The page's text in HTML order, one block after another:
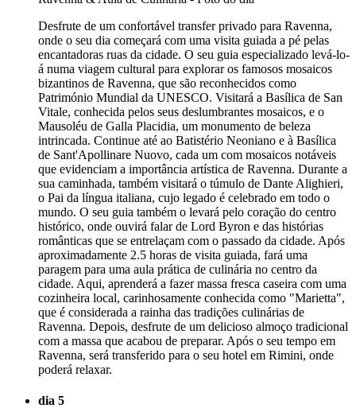
Desfrute de um confortável transfer privado para Ravenna,
onde o seu dia começará com uma visita guiada a pé pelas
encantadoras ruas da cidade. O seu guia especializado levá-lo-
á numa viagem cultural para explorar os famosos mosaicos
bizantinos de Ravenna, que são reconhecidos como
Património Mundial da UNESCO. Visitará a Basílica de San
Vitale, conhecida pelos seus deslumbrantes mosaicos, e o
Mausoléu de Galla Placidia, um monumento de beleza
intrincada. Continue até ao Batistério Neoniano e à Basílica
de Sant'Apollinare Nuovo, cada um com mosaicos notáveis
que evidenciam a importância artística de Ravenna. Durante a
sua caminhada, também visitará o túmulo de Dante Alighieri,
o Pai da língua italiana, cujo legado é celebrado em todo o
mundo. O seu guia também o levará pelo coração do centro
histórico, onde ouvirá falar de Lord Byron e das histórias
românticas que se entrelaçam com o passado da cidade. Após
aproximadamente 2.5 horas de visita guiada, fará uma
paragem para uma aula prática de culinária no centro da
cidade. Aqui, aprenderá a fazer massa fresca caseira com uma
cozinheira local, carinhosamente conhecida como "Marietta",
que é considerada a rainha das tradições culinárias de
Ravenna. Depois, desfrute de um delicioso almoço tradicional
com a massa que acabou de preparar. Após o seu tempo em
Ravenna, será transferido para o seu hotel em Rimini, onde
poderá relaxar.
dia 5